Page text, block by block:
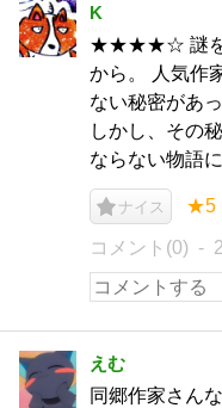
K
★★★★☆ 謎を
から。 人気作
ない秘密があ
しかし、その
ならない物語
ナイス ★5
コメント(0)
えむ
同郷作家さん